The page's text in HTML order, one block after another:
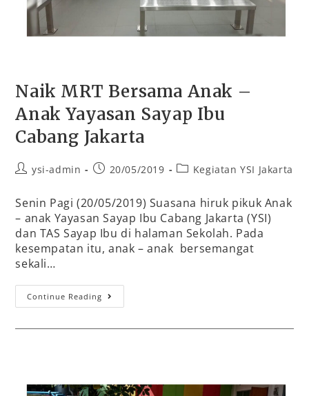
Naik MRT Bersama Anak –
Anak Yayasan Sayap Ibu
Cabang Jakarta
ysi-admin 20/05/2019 Kegiatan YSI Jakarta
Senin Pagi (20/05/2019) Suasana hiruk pikuk Anak
– anak Yayasan Sayap Ibu Cabang Jakarta (YSI)
dan TAS Sayap Ibu di halaman Sekolah. Pada
kesempatan itu, anak – anak bersemangat
sekali…
Continue Reading